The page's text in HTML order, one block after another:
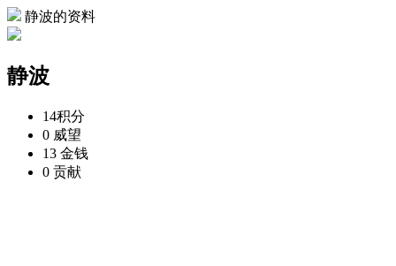
静波的资料
静波
14积分
0 威望
13 金钱
0 贡献